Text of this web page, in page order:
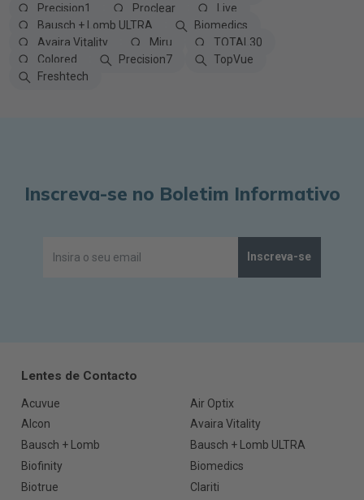
Precision1
Proclear
Live
Bausch + Lomb ULTRA
Biomedics
Avaira Vitality
Miru
TOTAL30
Colored
Precision7
TopVue
Freshtech
Inscreva-se no Boletim Informativo
Inscreva-se
Lentes de Contacto
Acuvue
Air Optix
Alcon
Avaira Vitality
Bausch + Lomb
Bausch + Lomb ULTRA
Biofinity
Biomedics
Biotrue
Clariti